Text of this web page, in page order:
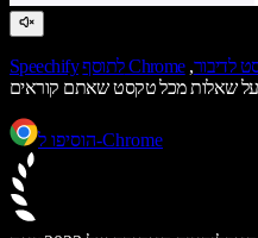
Speechify לתוסף Chrome לדיבור,
על שאלות מכל טקסט שאתם קוראים
הוסיפו ל-Chrome